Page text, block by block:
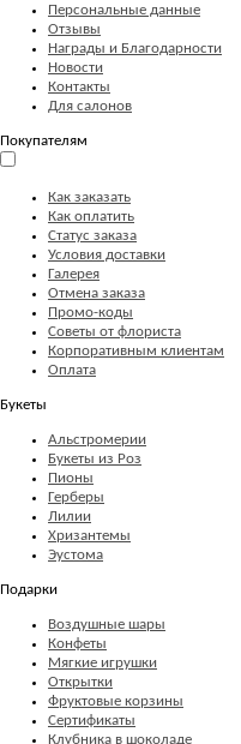
Персональные данные
Отзывы
Награды и Благодарности
Новости
Контакты
Для салонов
Покупателям
Как заказать
Как оплатить
Статус заказа
Условия доставки
Галерея
Отмена заказа
Промо-коды
Советы от флориста
Корпоративным клиентам
Оплата
Букеты
Альстромерии
Букеты из Роз
Пионы
Герберы
Лилии
Хризантемы
Эустома
Подарки
Воздушные шары
Конфеты
Мягкие игрушки
Открытки
Фруктовые корзины
Сертификаты
Клубника в шоколаде